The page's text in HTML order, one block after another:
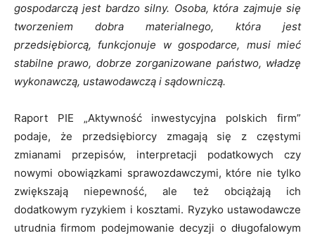
gospodarczą jest bardzo silny. Osoba, która zajmuje się
tworzeniem dobra materialnego, która jest
przedsiębiorcą, funkcjonuje w gospodarce, musi mieć
stabilne prawo, dobrze zorganizowane państwo, władzę
wykonawczą, ustawodawczą i sądowniczą.
Raport PIE „Aktywność inwestycyjna polskich firm”
podaje, że przedsiębiorcy zmagają się z częstymi
zmianami przepisów, interpretacji podatkowych czy
nowymi obowiązkami sprawozdawczymi, które nie tylko
zwiększają niepewność, ale też obciążają ich
dodatkowym ryzykiem i kosztami. Ryzyko ustawodawcze
utrudnia firmom podejmowanie decyzji o długofalowym